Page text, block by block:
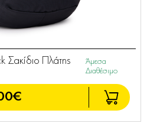
Σακίδιο Πλάτης
Άμεσα
Διαθέσιμο